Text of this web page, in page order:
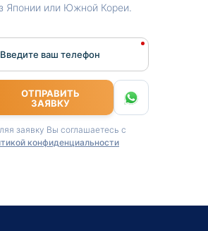
Японии или Южной Кореи.
Введите ваш телефон
ОТПРАВИТЬ
ЗАЯВКУ
заявку Вы соглашаетесь с
конфиденциальности